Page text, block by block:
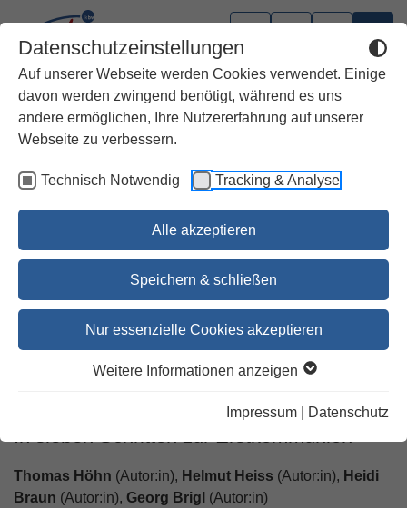
Datenschutzeinstellungen
Auf unserer Webseite werden Cookies verwendet. Einige
davon werden zwingend benötigt, während es uns
andere ermöglichen, Ihre Nutzererfahrung auf unserer
Webseite zu verbessern.
Technisch Notwendig Tracking & Analyse
Alle akzeptieren
Speichern & schließen
Nur essenzielle Cookies akzeptieren
Weitere Informationen anzeigen
Impressum Datenschutz
Mit Jesus unterwegs
In sieben Schritten zur Erstkommunion
Thomas Höhn (Autor:in), Helmut Heiss (Autor:in), Heidi
Braun (Autor:in), Georg Brigl (Autor:in)